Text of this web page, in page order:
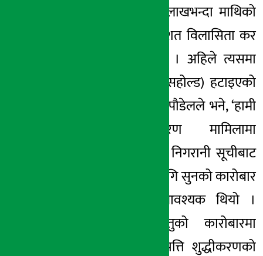
‘पहिले पनि रु १० लाखभन्दा माथिको
कारोबारमा दुई प्रतिशत विलासिता कर
लाग्दै आएको थियो । अहिले त्यसमा
लगाइएको सीमा (थ्रेसहोल्ड) हटाइएको
मात्र हो ।’, अर्थमन्त्री पौडेलले भने, ‘हामी
सम्पत्ति शुद्धीकरण मामिलामा
एफएटिएफको सघन निगरानी सूचीबाट
बाहिर निस्कनका लागि सुनको कारोबार
पारदर्शी बनाउन आवश्यक थियो ।
सुनलगायतका वस्तुको कारोबारमा
शुद्धता होस् र सम्पत्ति शुद्धीकरणको